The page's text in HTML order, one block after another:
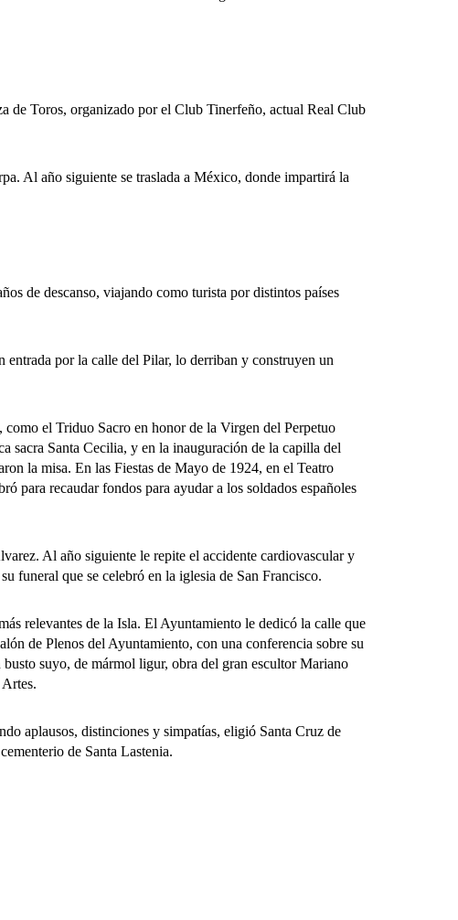
Toros, organizado por el Club Tinerfeño, actual Real Club
Al año siguiente se traslada a México, donde impartirá la
de descanso, viajando como turista por distintos países
por la calle del Pilar, lo derriban y construyen un
el Triduo Sacro en honor de la Virgen del Perpetuo
sacra Santa Cecilia, y en la inauguración de la capilla del
la misa. En las Fiestas de Mayo de 1924, en el Teatro
para recaudar fondos para ayudar a los soldados españoles
Al año siguiente le repite el accidente cardiovascular y
funeral que se celebró en la iglesia de San Francisco.
relevantes de la Isla. El Ayuntamiento le dedicó la calle que
de Plenos del Ayuntamiento, con una conferencia sobre su
suyo, de mármol ligur, obra del gran escultor Mariano
aplausos, distinciones y simpatías, eligió Santa Cruz de
de Santa Lastenia.